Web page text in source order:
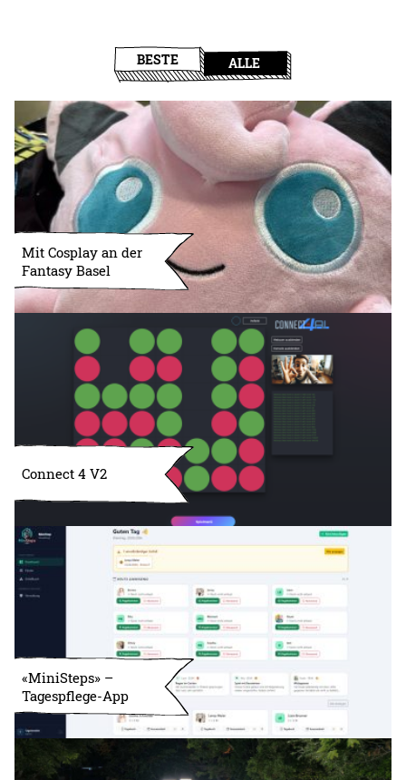
BESTE ALLE
Mit Cosplay an der
Fantasy Basel
Connect 4 V2
«MiniSteps» –
Tagespflege-App